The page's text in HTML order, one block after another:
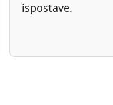
ispostave.